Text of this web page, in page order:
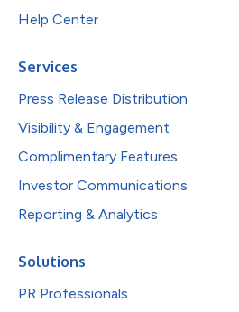
Help Center
Services
Press Release Distribution
Visibility & Engagement
Complimentary Features
Investor Communications
Reporting & Analytics
Solutions
PR Professionals